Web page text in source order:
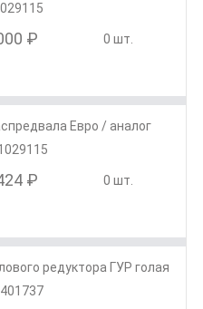
₽ 0 шт.
Евро / аналог
₽ 0 шт.
редуктора ГУР голая